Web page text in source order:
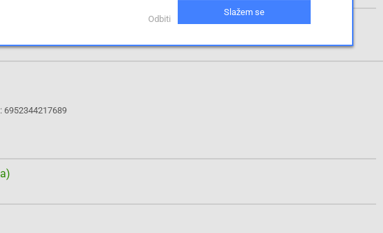
6952344217689
Odbiti
Slažem se